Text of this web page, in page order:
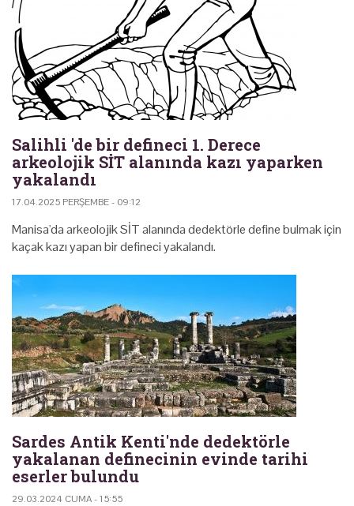
Salihli 'de bir defineci 1. Derece
arkeolojik SİT alanında kazı yaparken
yakalandı
17.04.2025 PERŞEMBE - 09:12
Manisa'da arkeolojik SİT alanında dedektörle define bulmak için
kaçak kazı yapan bir defineci yakalandı.
Sardes Antik Kenti'nde dedektörle
yakalanan definecinin evinde tarihi
eserler bulundu
29.03.2024 CUMA - 15:55